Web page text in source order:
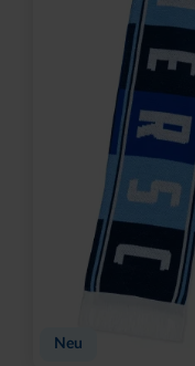
Neu